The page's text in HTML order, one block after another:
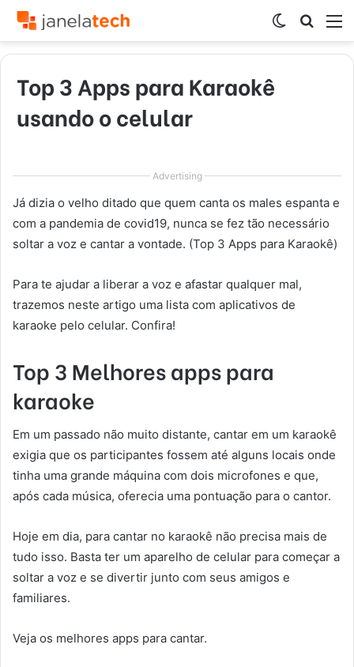
por
Switch
skin
Top 3 Apps para Karaokê
usando o celular
Advertising
Já dizia o velho ditado que quem canta os males espanta e
com a pandemia de covid19, nunca se fez tão necessário
soltar a voz e cantar a vontade. (Top 3 Apps para Karaokê)
Para te ajudar a liberar a voz e afastar qualquer mal,
trazemos neste artigo uma lista com aplicativos de
karaoke pelo celular. Confira!
Top 3 Melhores apps para
karaoke
Em um passado não muito distante, cantar em um karaokê
exigia que os participantes fossem até alguns locais onde
tinha uma grande máquina com dois microfones e que,
após cada música, oferecia uma pontuação para o cantor.
Hoje em dia, para cantar no karaokê não precisa mais de
tudo isso. Basta ter um aparelho de celular para começar a
soltar a voz e se divertir junto com seus amigos e
familiares.
Veja os melhores apps para cantar.